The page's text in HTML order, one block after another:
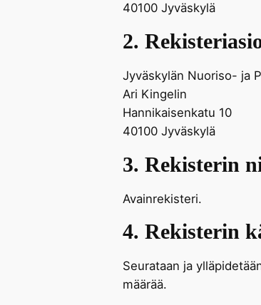
40100 Jyväskylä
2.
Jyväskylän Nuoriso- ja
Ari Kingelin
Hannikaisenkatu 10
40100 Jyväskylä
3. Rekisterin
Avainrekisteri.
4. Rekisterin
Seurataan ja
määrää.